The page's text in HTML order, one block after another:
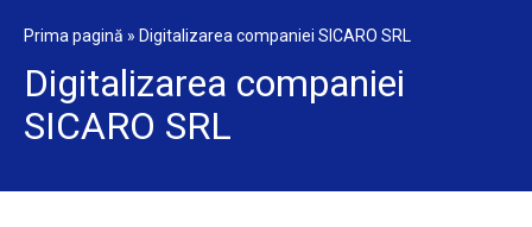
Prima pagină » Digitalizarea companiei SICARO SRL
Digitalizarea companiei
SICARO SRL